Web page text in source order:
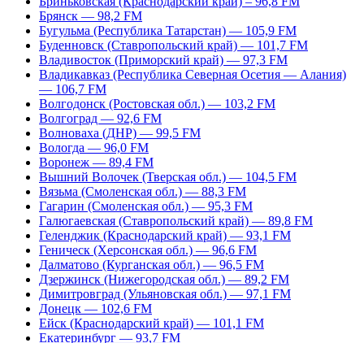
Брянск — 98,2 FM
Бугульма (Республика Татарстан) — 105,9 FM
Буденновск (Ставропольский край) — 101,7 FM
Владивосток (Приморский край) — 97,3 FM
Владикавказ (Республика Северная Осетия — Алания)
— 106,7 FM
Волгодонск (Ростовская обл.) — 103,2 FM
Волгоград — 92,6 FM
Волноваха (ДНР) — 99,5 FM
Вологда — 96,0 FM
Воронеж — 89,4 FM
Вышний Волочек (Тверская обл.) — 104,5 FM
Вязьма (Смоленская обл.) — 88,3 FM
Гагарин (Смоленская обл.) — 95,3 FM
Галюгаевская (Ставропольский край) — 89,8 FM
Геленджик (Краснодарский край) — 93,1 FM
Геническ (Херсонская обл.) — 96,6 FM
Далматово (Курганская обл.) — 96,5 FM
Дзержинск (Нижегородская обл.) — 89,2 FM
Димитровград (Ульяновская обл.) — 97,1 FM
Донецк — 102,6 FM
Ейск (Краснодарский край) — 101,1 FM
Екатеринбург — 93,7 FM